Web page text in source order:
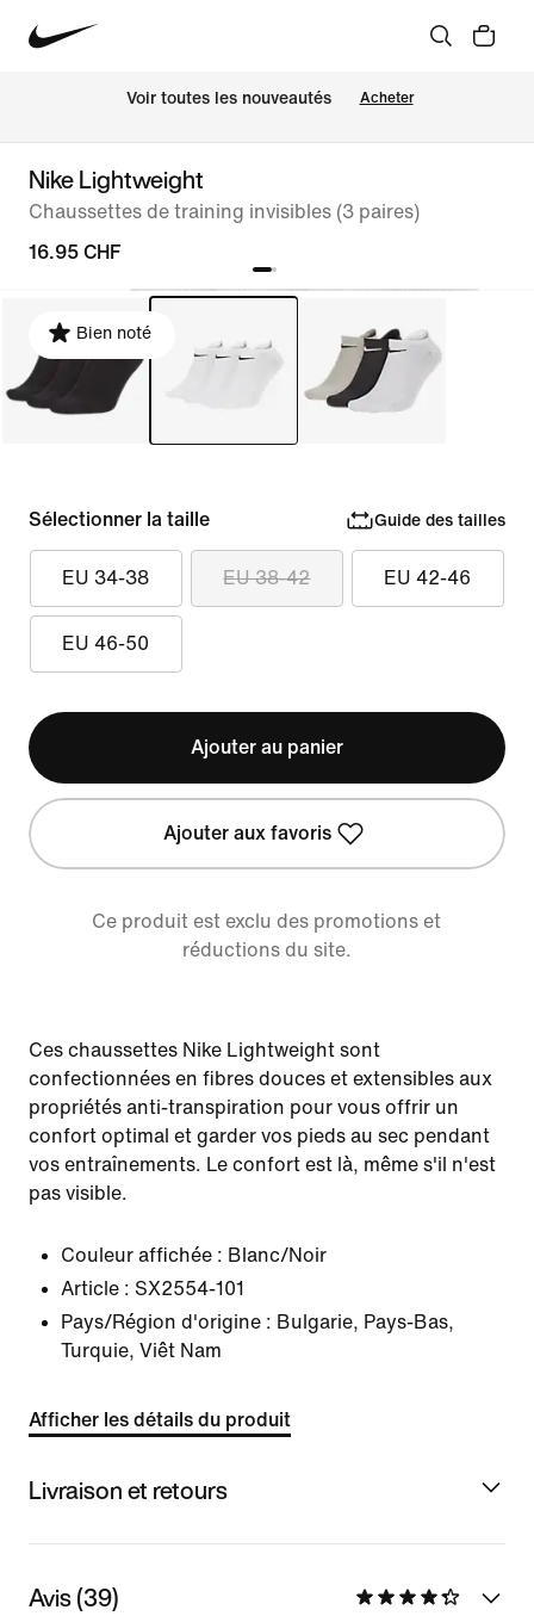
Voir toutes les nouveautés Acheter
Nike Lightweight
Chaussettes de training invisibles (3 paires)
16.95 CHF
Bien noté
Sélectionner la taille Guide des tailles
EU 34-38 EU 38-42 EU 42-46
EU 46-50
Ajouter au panier
Ajouter aux favoris
Ce produit est exclu des promotions et
réductions du site.
Ces chaussettes Nike Lightweight sont
confectionnées en fibres douces et extensibles aux
propriétés anti-transpiration pour vous offrir un
confort optimal et garder vos pieds au sec pendant
vos entraînements. Le confort est là, même s'il n'est
pas visible.
Couleur affichée : Blanc/Noir
Article : SX2554-101
Pays/Région d'origine : Bulgarie, Pays-Bas,
Turquie, Viêt Nam
Afficher les détails du produit
Livraison et retours
Avis (39)